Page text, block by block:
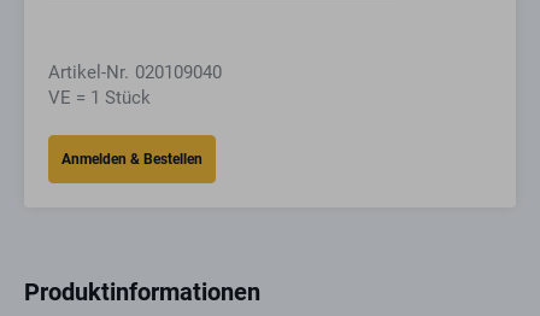
Artikel-Nr. 020109040
VE = 1 Stück
Produktinformationen